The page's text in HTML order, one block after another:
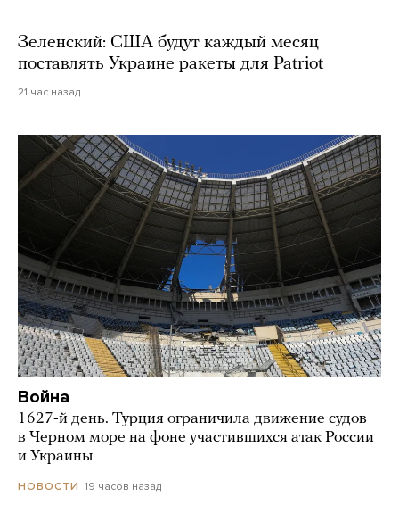
Зеленский: США будут каждый месяц
поставлять Украине ракеты для Patriot
21 час назад
Война
1627-й день. Турция ограничила движение судов
в Черном море на фоне участившихся атак России
и Украины
НОВОСТИ 19 часов назад